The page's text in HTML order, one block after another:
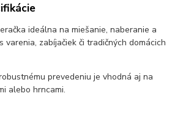
ideálna na miešanie, naberanie a
varenia, zabíjačiek či tradičných domácich
prevedeniu je vhodná aj na
alebo hrncami.